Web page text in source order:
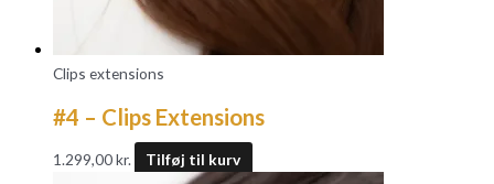
Clips extensions
#4 – Clips Extensions
1.299,00kr. Tilføj til kurv